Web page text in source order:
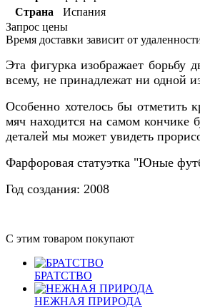
Страна
Испания
Запрос цены
Время доставки зависит от
Эта фигурка изображает борьбу
всему, не принадлежат ни одной
Особенно хотелось бы отметить
мяч находится на самом кончике
деталей мы может увидеть
Фарфоровая статуэтка "Юные
Год создания: 2008
С этим товаром покупают
БРАТСТВО
НЕЖНАЯ ПРИРОДА